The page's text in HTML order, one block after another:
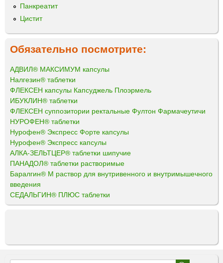
Панкреатит
Цистит
Обязательно посмотрите:
АДВИЛ® МАКСИМУМ капсулы
Налгезин® таблетки
ФЛЕКСЕН капсулы Капсуджель Плоэрмель
ИБУКЛИН® таблетки
ФЛЕКСЕН суппозитории ректальные Фултон Фармачеутичи
НУРОФЕН® таблетки
Нурофен® Экспресс Форте капсулы
Нурофен® Экспресс капсулы
АЛКА-ЗЕЛЬТЦЕР® таблетки шипучие
ПАНАДОЛ® таблетки растворимые
Баралгин® М раствор для внутривенного и внутримышечного
введения
СЕДАЛЬГИН® ПЛЮС таблетки